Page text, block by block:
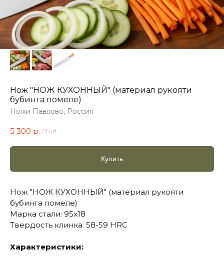
Нож "НОЖ КУХОННЫЙ" (материал рукояти
бубинга помеле)
Ножи Павлово, Россия
5 300 р. / 1 шт
Купить
Нож "НОЖ КУХОННЫЙ" (материал рукояти
бубинга помеле)
Марка стали: 95х18
Твердость клинка: 58-59 HRC
Характеристики: